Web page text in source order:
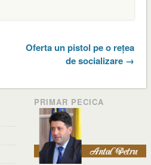
Oferta un pistol pe o rețea
de socializare →
PRIMAR PECICA